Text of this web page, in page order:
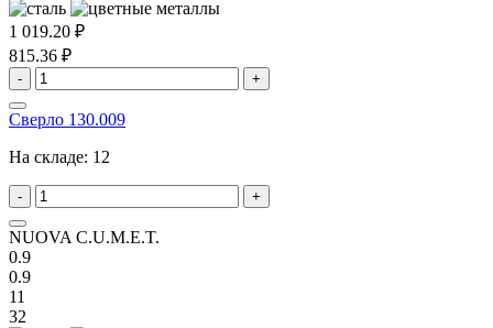
1 019.20 ₽
815.36 ₽
- +
Сверло 130.009
На складе: 12
- +
NUOVA C.U.M.E.T.
0.9
0.9
11
32